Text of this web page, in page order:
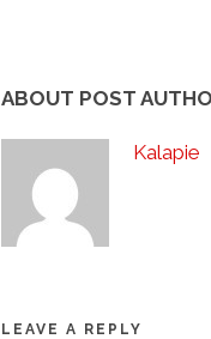
ABOUT POST
Kalapie
LEAVE A REPLY